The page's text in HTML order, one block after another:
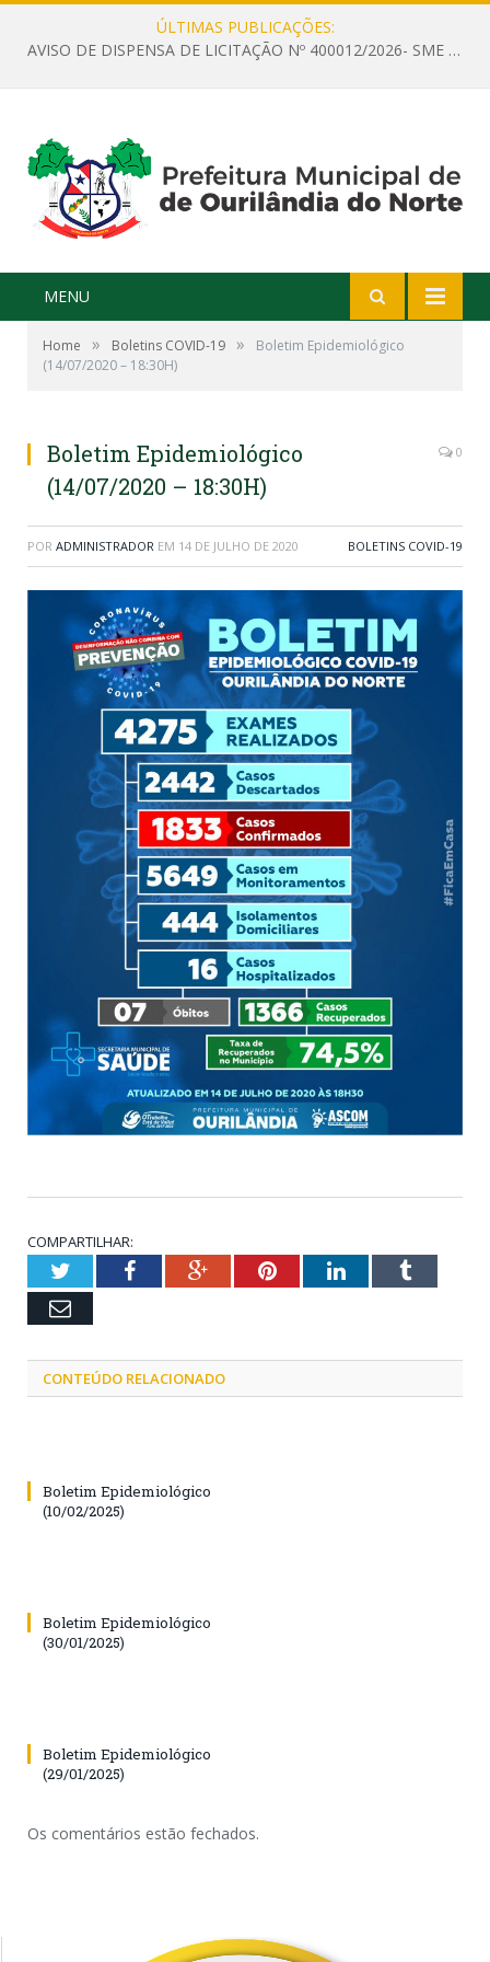
ÚLTIMAS PUBLICAÇÕES:
AVISO DE DISPENSA DE LICITAÇÃO Nº 400012/2026- SME – CONTRATAÇÃO DE EMPRESA ESPECIALIZADA PARA LOCAÇÃO DE ÔNIBUS EXECUTIVO COM CAPACIDADE DE 60 (SESSENTA) POLTRONAS, PARA TRANSPORTAR PROFESSORES RESPONSÁVEIS E ALUNOS PARA BRASÍLIA, COM SAÍDA DIA 10/08/2026 E RETORNO DIA 14/08/2026
MENU
Home » Boletins COVID-19 »
Boletim Epidemiológico
(14/07/2020 – 18:30H)
Boletim Epidemiológico
(14/07/2020 – 18:30H)
0
POR ADMINISTRADOR EM 14 DE JULHO DE 2020 BOLETINS COVID-19
COMPARTILHAR:
TwitterFacebookGoogle+PinterestLinkedInTumblr
Email
CONTEÚDO RELACIONADO
Boletim Epidemiológico
(10/02/2025)
Boletim Epidemiológico
(30/01/2025)
Boletim Epidemiológico
(29/01/2025)
Os comentários estão fechados.